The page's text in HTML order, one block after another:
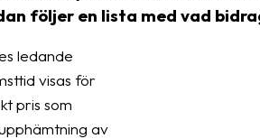
följer en lista med vad
ledande
visas för
pris som
av